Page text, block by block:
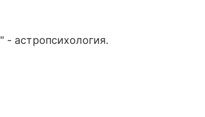
- астропсихология.